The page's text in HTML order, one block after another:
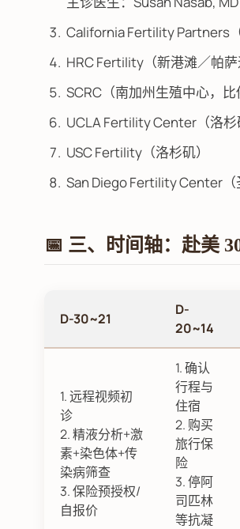
California Fertility Partners（
HRC Fertility（新港滩／帕萨
SCRC（南加州生殖中心，比
UCLA Fertility Center（洛杉
USC Fertility（洛杉矶）
San Diego Fertility Center（
📅 三、时间轴：赴美
D-30~21
D-
20~14
1. 远程视频初
诊
2. 精液分析+激
素+染色体+传
染病筛查
3. 保险预授权/
自报价
1. 确认
行程与
住宿
2. 购买
旅行保
险
3. 停阿
司匹林
等抗凝